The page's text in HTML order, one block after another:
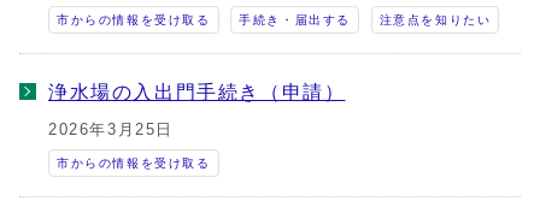
市からの情報を受け取る 手続き・届出する 注意点を知りたい
浄水場の入出門手続き（申請）
2026年3月25日
市からの情報を受け取る